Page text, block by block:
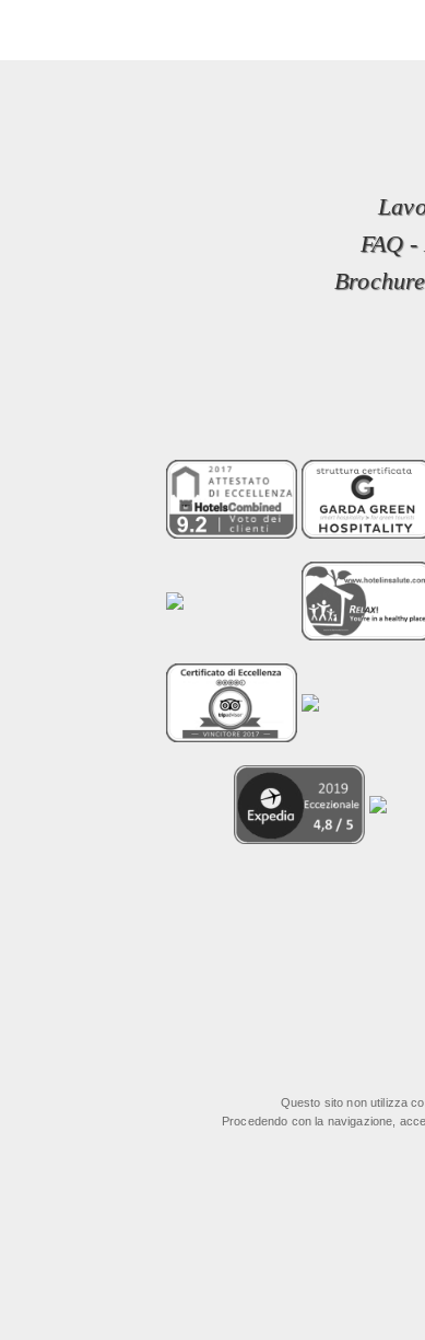
FAQ -
Questo sito non utilizza
Procedendo con la navigazione,